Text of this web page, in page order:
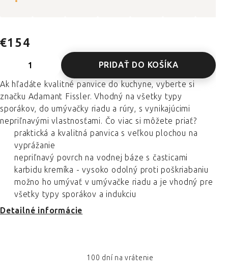
€154
PRIDAŤ DO KOŠÍKA
Ak hľadáte kvalitné panvice do kuchyne, vyberte si
značku Adamant Fissler. Vhodný na všetky typy
sporákov, do umývačky riadu a rúry, s vynikajúcimi
nepriľnavými vlastnosťami. Čo viac si môžete priať?
praktická a kvalitná panvica s veľkou plochou na
vyprážanie
nepriľnavý povrch na vodnej báze s časticami
karbidu kremíka - vysoko odolný proti poškriabaniu
možno ho umývať v umývačke riadu a je vhodný pre
všetky typy sporákov a indukciu
Detailné informácie
100 dní na vrátenie